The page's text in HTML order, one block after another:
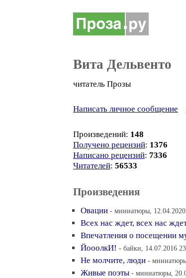
Вита Дельвенто
читатель Прозы
Написать личное сообщение
Произведений: 148
Получено рецензий: 1376
Написано рецензий: 7336
Читателей: 56533
Произведения
Овации - миниатюры,
Всех нас ждет, всех нас
Впечатления о посещении
ЙооолкИ! - байки, 14.07.2016
Не молчите, люди -
Живые поэты - миниатюры,